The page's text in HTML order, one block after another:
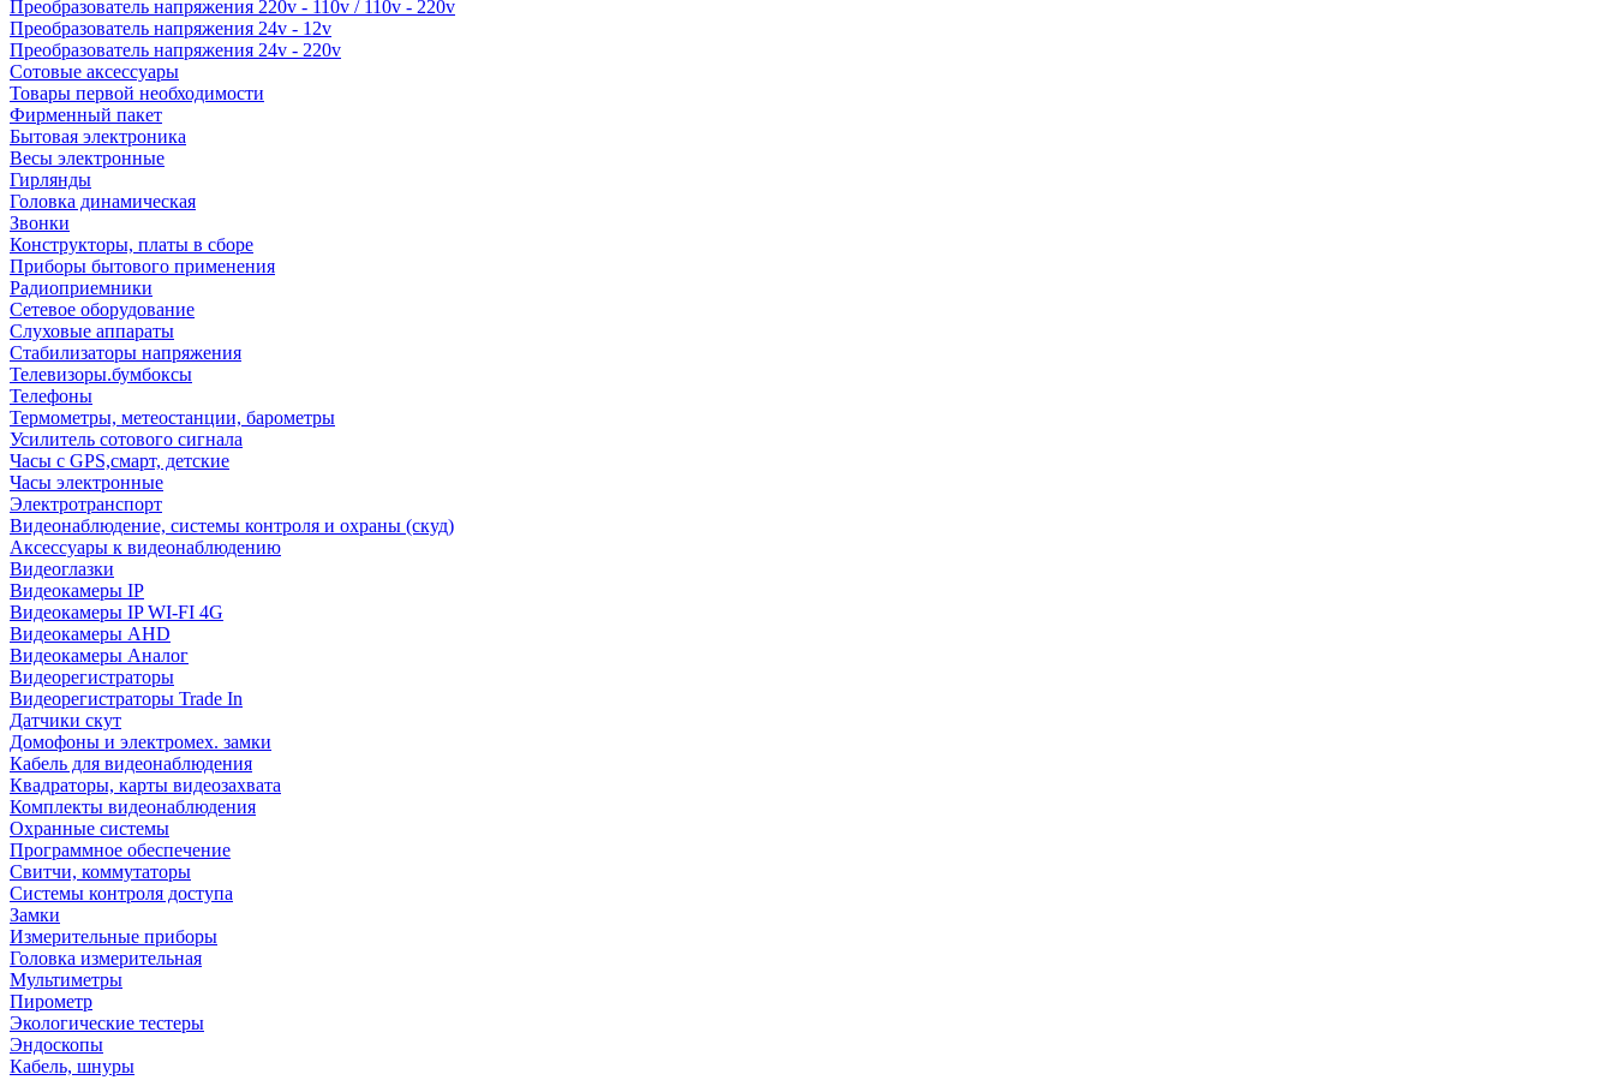
Преобразователь напряжения 220v - 110v / 110v - 220v
Преобразователь напряжения 24v - 12v
Преобразователь напряжения 24v - 220v
Сотовые аксессуары
Товары первой необходимости
Фирменный пакет
Бытовая электроника
Весы электронные
Гирлянды
Головка динамическая
Звонки
Конструкторы, платы в сборе
Приборы бытового применения
Радиоприемники
Сетевое оборудование
Слуховые аппараты
Стабилизаторы напряжения
Телевизоры.бумбоксы
Телефоны
Термометры, метеостанции, барометры
Усилитель сотового сигнала
Часы с GPS,смарт, детские
Часы электронные
Электротранспорт
Видеонаблюдение, системы контроля и охраны (скуд)
Аксессуары к видеонаблюдению
Видеоглазки
Видеокамеры IP
Видеокамеры IP WI-FI 4G
Видеокамеры AHD
Видеокамеры Аналог
Видеорегистраторы
Видеорегистраторы Trade In
Датчики скут
Домофоны и электромех. замки
Кабель для видеонаблюдения
Квадраторы, карты видеозахвата
Комплекты видеонаблюдения
Охранные системы
Программное обеспечение
Свитчи, коммутаторы
Системы контроля доступа
Замки
Измерительные приборы
Головка измерительная
Мультиметры
Пирометр
Экологические тестеры
Эндоскопы
Кабель, шнуры